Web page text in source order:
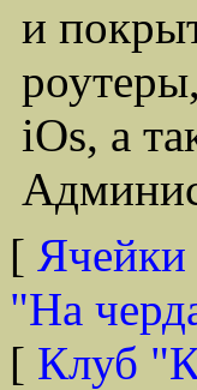
и
iOs, а
[ Ячейки
"На
[ Клуб